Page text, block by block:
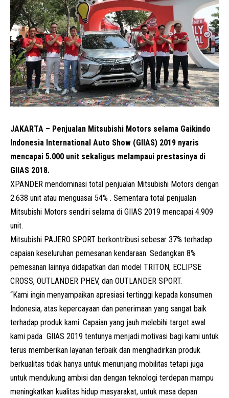
JAKARTA – Penjualan Mitsubishi Motors selama Gaikindo
Indonesia International Auto Show (GIIAS) 2019 nyaris
mencapai 5.000 unit sekaligus melampaui prestasinya di
GIIAS 2018.
XPANDER mendominasi total penjualan Mitsubishi Motors dengan
2.638 unit atau menguasai 54% . Sementara total penjualan
Mitsubishi Motors sendiri selama di GIIAS 2019 mencapai 4.909
unit.
Mitsubishi PAJERO SPORT berkontribusi sebesar 37% terhadap
capaian keseluruhan pemesanan kendaraan. Sedangkan 8%
pemesanan lainnya didapatkan dari model TRITON, ECLIPSE
CROSS, OUTLANDER PHEV, dan OUTLANDER SPORT.
“Kami ingin menyampaikan apresiasi tertinggi kepada konsumen
Indonesia, atas kepercayaan dan penerimaan yang sangat baik
terhadap produk kami. Capaian yang jauh melebihi target awal
kami pada GIIAS 2019 tentunya menjadi motivasi bagi kami untuk
terus memberikan layanan terbaik dan menghadirkan produk
berkualitas tidak hanya untuk menunjang mobilitas tetapi juga
untuk mendukung ambisi dan dengan teknologi terdepan mampu
meningkatkan kualitas hidup masyarakat, untuk masa depan